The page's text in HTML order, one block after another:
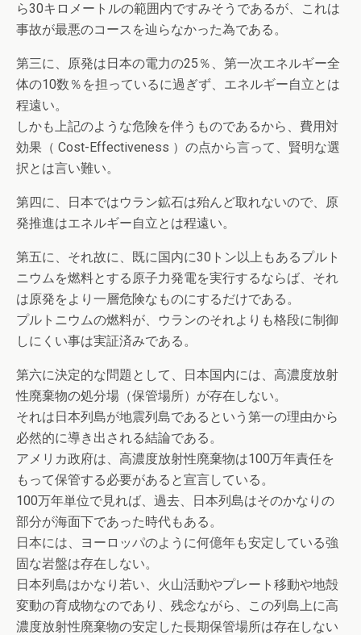
ら30キロメートルの範囲内ですみそうであるが、これは
事故が最悪のコースを辿らなかった為である。
第三に、原発は日本の電力の25％、第一次エネルギー全
体の10数％を担っているに過ぎず、エネルギー自立とは
程遠い。
しかも上記のような危険を伴うものであるから、費用対
効果（ Cost-Effectiveness ）の点から言って、賢明な選
択とは言い難い。
第四に、日本ではウラン鉱石は殆んど取れないので、原
発推進はエネルギー自立とは程遠い。
第五に、それ故に、既に国内に30トン以上もあるプルト
ニウムを燃料とする原子力発電を実行するならば、それ
は原発をより一層危険なものにするだけである。
プルトニウムの燃料が、ウランのそれよりも格段に制御
しにくい事は実証済みである。
第六に決定的な問題として、日本国内には、高濃度放射
性廃棄物の処分場（保管場所）が存在しない。
それは日本列島が地震列島であるという第一の理由から
必然的に導き出される結論である。
アメリカ政府は、高濃度放射性廃棄物は100万年責任を
もって保管する必要があると宣言している。
100万年単位で見れば、過去、日本列島はそのかなりの
部分が海面下であった時代もある。
日本には、ヨーロッパのように何億年も安定している強
固な岩盤は存在しない。
日本列島はかなり若い、火山活動やプレート移動や地殻
変動の育成物なのであり、残念ながら、この列島上に高
濃度放射性廃棄物の安定した長期保管場所は存在しない